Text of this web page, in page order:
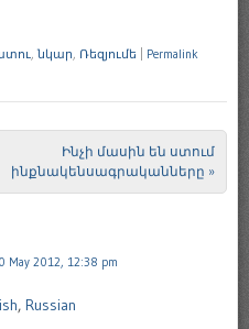
նկար Ռեզյումե Permalink
Ինչի մասին են ստում
ինքնակենսագրականները »
May 2012, 12:38 pm
, Russian